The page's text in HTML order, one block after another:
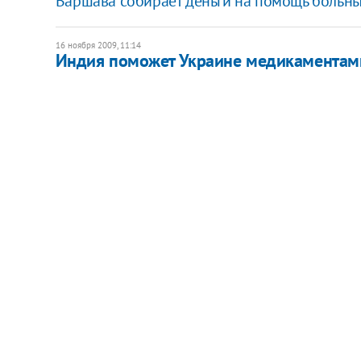
16 ноября 2009, 11:14
Индия поможет Украине